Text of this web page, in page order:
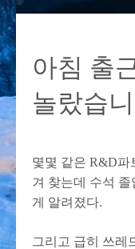
아침 출
놀랐습
몇몇 같은 R&D파
겨 찾는데 수석 졸
게 알려졌다.
그리고 급히 쓰레